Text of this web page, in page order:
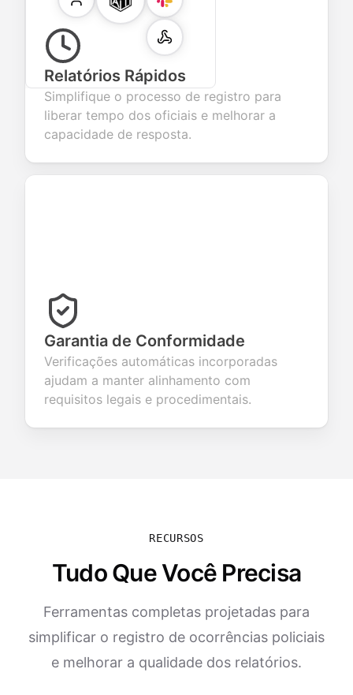
Relatórios Rápidos
Simplifique o processo de registro para
liberar tempo dos oficiais e melhorar a
capacidade de resposta.
Garantia de Conformidade
Verificações automáticas incorporadas
ajudam a manter alinhamento com
requisitos legais e procedimentais.
RECURSOS
Tudo Que Você Precisa
Ferramentas completas projetadas para
simplificar o registro de ocorrências policiais
e melhorar a qualidade dos relatórios.